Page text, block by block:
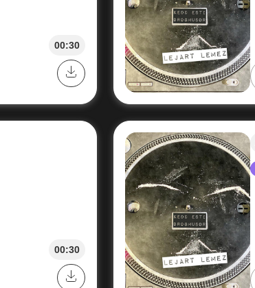
00:30
00:30